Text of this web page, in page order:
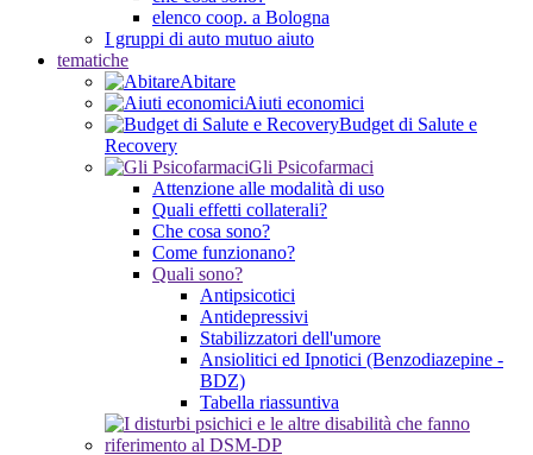
elenco coop. a Bologna
I gruppi di auto mutuo aiuto
tematiche
Abitare
Aiuti economici
Budget di Salute e
Recovery
Gli Psicofarmaci
Attenzione alle modalità di uso
Quali effetti collaterali?
Che cosa sono?
Come funzionano?
Quali sono?
Antipsicotici
Antidepressivi
Stabilizzatori dell'umore
Ansiolitici ed Ipnotici (Benzodiazepine -
BDZ)
Tabella riassuntiva